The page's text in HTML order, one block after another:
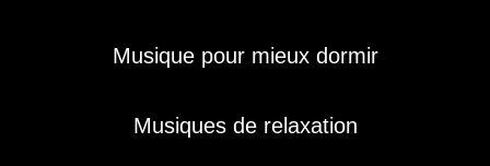
Musique pour mieux dormir
Musiques de relaxation